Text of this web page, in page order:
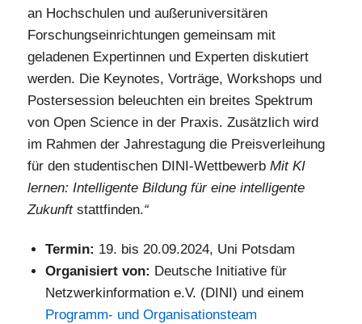
an Hochschulen und außeruniversitären
Forschungseinrichtungen gemeinsam mit
geladenen Expertinnen und Experten diskutiert
werden. Die Keynotes, Vorträge, Workshops und
Postersession beleuchten ein breites Spektrum
von Open Science in der Praxis. Zusätzlich wird
im Rahmen der Jahrestagung die Preisverleihung
für den studentischen DINI-WettbewerbMit KI
lernen: Intelligente Bildung für eine intelligente
Zukunftstattfinden.“
Termin: 19. bis 20.09.2024, Uni Potsdam
Organisiert von: Deutsche Initiative für
Netzwerkinformation e.V. (DINI) und einem
Programm- und Organisationsteam